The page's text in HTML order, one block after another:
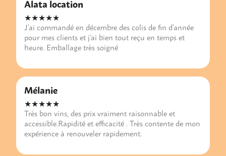
Alata location
★★★★★
J’ai commandé en décembre des colis de fin d’année
pour mes clients et j’ai bien tout reçu en temps et
heure. Emballage très soigné
Mélanie
★★★★★
Très bon vins, des prix vraiment raisonnable et
accessible.Rapidité et efficacité . Très contente de mon
expérience à renouveler rapidement.